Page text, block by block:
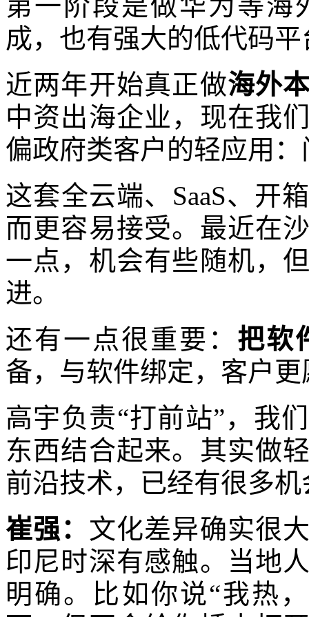
成，也有强大的低代码平
近两年开始真正做海外
中资出海企业，现在我
偏政府类客户的轻应用
这套全云端、SaaS、开
而更容易接受。最近在
一点，机会有些随机，
进。
还有一点很重要： 把软
备，与软件绑定，客户
高宇负责“打前站”，我
东西结合起来。其实做
前沿技术，已经有很多
崔强： 文化差异确实很
印尼时深有感触。当地
明确。比如你说“我热